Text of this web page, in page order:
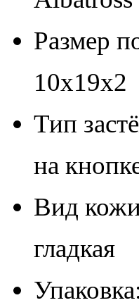
Размер
10х19х2
Тип
на
Вид
гладкая